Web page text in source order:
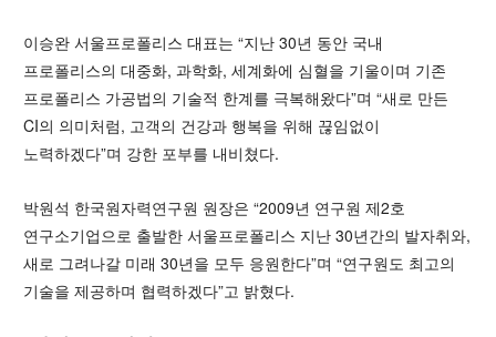
이승완 서울프로폴리스 대표는 “지난 30년 동안 국내
프로폴리스의 대중화, 과학화, 세계화에 심혈을 기울이며 기존
프로폴리스 가공법의 기술적 한계를 극복해왔다”며 “새로 만든
CI의 의미처럼, 고객의 건강과 행복을 위해 끊임없이
노력하겠다”며 강한 포부를 내비쳤다.
박원석 한국원자력연구원 원장은 “2009년 연구원 제2호
연구소기업으로 출발한 서울프로폴리스 지난 30년간의 발자취와,
새로 그려나갈 미래 30년을 모두 응원한다”며 “연구원도 최고의
기술을 제공하며 협력하겠다”고 밝혔다.